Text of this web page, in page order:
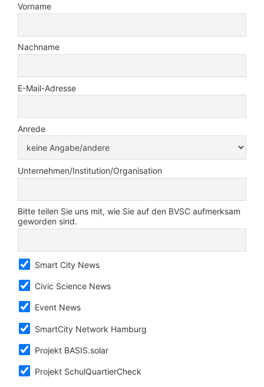
Vorname
Nachname
E-Mail-Adresse
Anrede
Unternehmen/Institution/Organisation
Bitte teilen Sie uns mit, wie Sie auf den BVSC aufmerksam
geworden sind.
Smart City News
Civic Science News
Event News
SmartCity Network Hamburg
Projekt BASIS.solar
Projekt SchulQuartierCheck